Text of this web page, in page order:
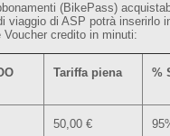
(BikePass)
viaggio di ASP potrà inserirlo
credito in minuti:
Tariffa piena %
50,00 €